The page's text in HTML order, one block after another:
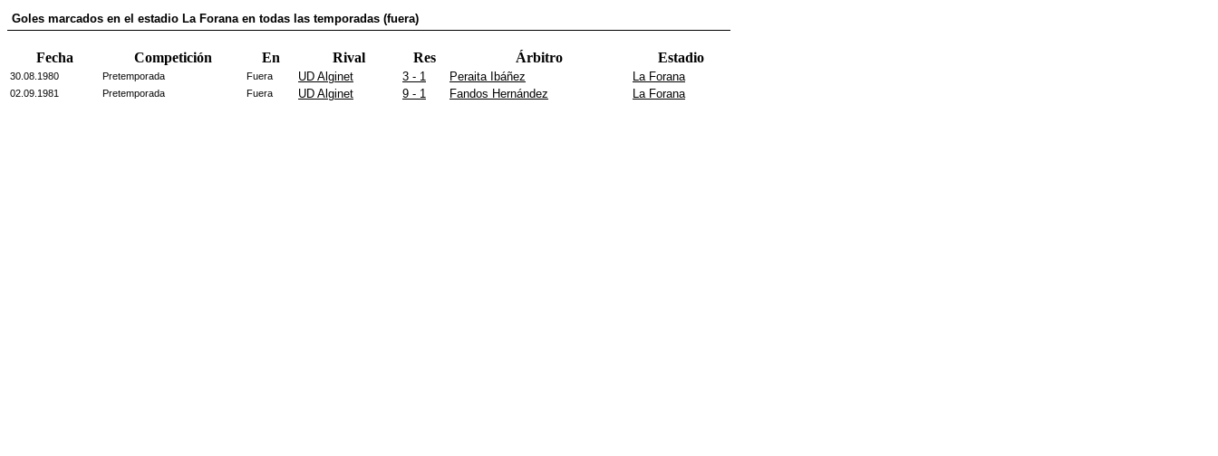
Goles marcados en el estadio La Forana en todas las temporadas (fuera)
Fecha Competición En Rival Res Árbitro Estadio
30.08.1980 Pretemporada Fuera UD Alginet 3 - 1 Peraita Ibáñez La Forana
02.09.1981 Pretemporada Fuera UD Alginet 9 - 1 Fandos Hernández La Forana